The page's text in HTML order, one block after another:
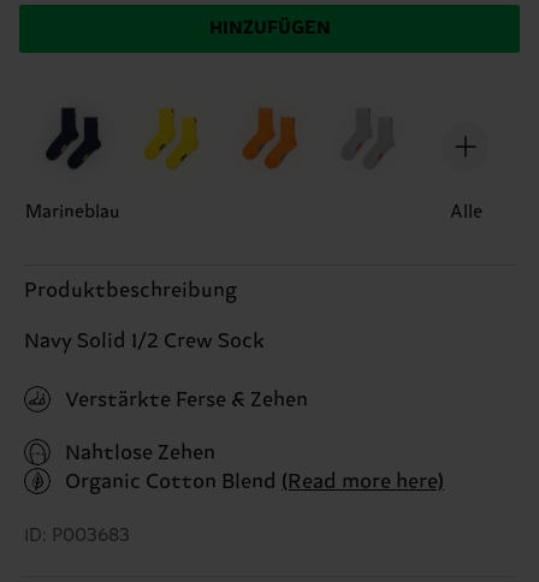
HINZUFÜGEN
Marineblau Alle
Produktbeschreibung
Navy Solid 1/2 Crew Sock
Verstärkte Ferse & Zehen
Nahtlose Zehen
Organic Cotton Blend (Read more here)
ID: P003683